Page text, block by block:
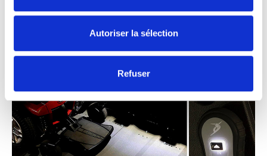
Autoriser la sélection
Refuser
Lift même dans les garages sombres et en
pleine nuit.